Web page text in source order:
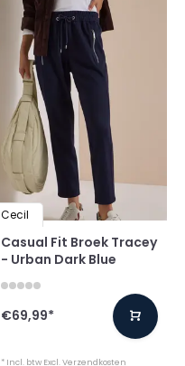
Cecil
Casual Fit Broek Tracey
- Urban Dark Blue
€69,99*
* Incl. btw Excl.Verzendkosten